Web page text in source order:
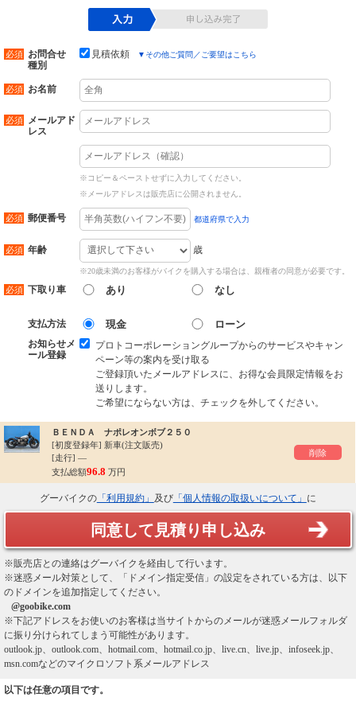
お問合せ
種別
見積依頼 ▼ その他ご質問／ご要望はこちら
お名前
メールアド
レス
※コピー＆ペーストせずに入力してください。
※メールアドレスは販売店に公開されません。
郵便番号 都道府県で入力
年齢 歳
※20歳未満のお客様がバイクを購入する場合は、親権者の同意が必要です。
下取り車 あり なし
支払方法 現金 ローン
お知らせメ
ール登録
プロトコーポレーショングループからのサービスやキャン
ペーン等の案内を受け取る
ご登録頂いたメールアドレスに、お得な会員限定情報をお
送りします。
ご希望にならない方は、チェックを外してください。
ＢＥＮＤＡ ナポレオンボブ２５０
[初度登録年] 新車(注文販売)
[走行] ―
支払総額96.8 万円
削除
グーバイクの「利用規約」 及び「個人情報の取扱いについて」 に
同意して見積り申し込み
※販売店との連絡はグーバイクを経由して行います。
※迷惑メール対策として、「ドメイン指定受信」の設定をされている方は、以下
のドメインを追加指定してください。
@goobike.com
※下記アドレスをお使いのお客様は当サイトからのメールが迷惑メールフォルダ
に振り分けられてしまう可能性があります。
outlook.jp、outlook.com、hotmail.com、hotmail.co.jp、live.cn、live.jp、infoseek.jp、
msn.comなどのマイクロソフト系メールアドレス
以下は任意の項目です。